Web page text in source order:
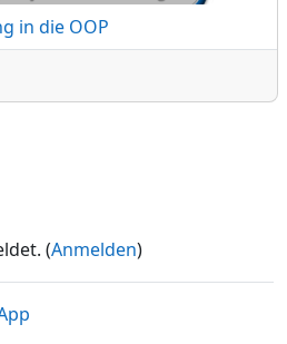
in die OOP
(Anmelden)